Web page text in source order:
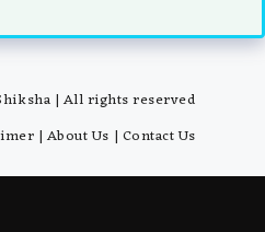
| All rights reserved
| About Us | Contact Us